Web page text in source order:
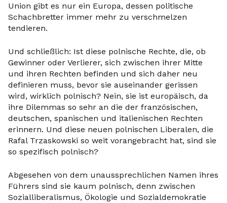
Union gibt es nur ein Europa, dessen politische
Schachbretter immer mehr zu verschmelzen
tendieren.
Und schließlich: Ist diese polnische Rechte, die, ob
Gewinner oder Verlierer, sich zwischen ihrer Mitte
und ihren Rechten befinden und sich daher neu
definieren muss, bevor sie auseinander gerissen
wird, wirklich polnisch? Nein, sie ist europäisch, da
ihre Dilemmas so sehr an die der französischen,
deutschen, spanischen und italienischen Rechten
erinnern. Und diese neuen polnischen Liberalen, die
Rafal Trzaskowski so weit vorangebracht hat, sind sie
so spezifisch polnisch?
Abgesehen von dem unaussprechlichen Namen ihres
Führers sind sie kaum polnisch, denn zwischen
Sozialliberalismus, Ökologie und Sozialdemokratie